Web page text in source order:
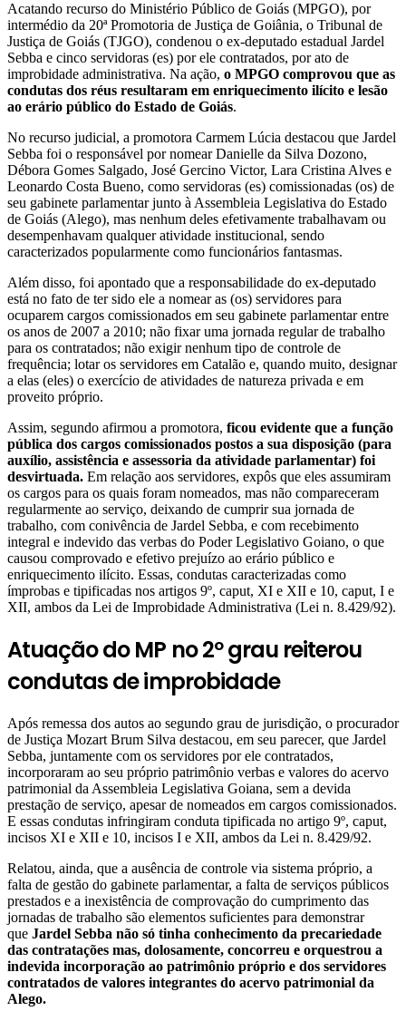
Acatando recurso do Ministério Público de Goiás (MPGO), por
intermédio da 20ª Promotoria de Justiça de Goiânia, o Tribunal de
Justiça de Goiás (TJGO), condenou o ex-deputado estadual Jardel
Sebba e cinco servidoras (es) por ele contratados, por ato de
improbidade administrativa. Na ação, o MPGO comprovou que as
condutas dos réus resultaram em enriquecimento ilícito e lesão
ao erário público do Estado de Goiás.
No recurso judicial, a promotora Carmem Lúcia destacou que Jardel
Sebba foi o responsável por nomear Danielle da Silva Dozono,
Débora Gomes Salgado, José Gercino Victor, Lara Cristina Alves e
Leonardo Costa Bueno, como servidoras (es) comissionadas (os) de
seu gabinete parlamentar junto à Assembleia Legislativa do Estado
de Goiás (Alego), mas nenhum deles efetivamente trabalhavam ou
desempenhavam qualquer atividade institucional, sendo
caracterizados popularmente como funcionários fantasmas.
Além disso, foi apontado que a responsabilidade do ex-deputado
está no fato de ter sido ele a nomear as (os) servidores para
ocuparem cargos comissionados em seu gabinete parlamentar entre
os anos de 2007 a 2010; não fixar uma jornada regular de trabalho
para os contratados; não exigir nenhum tipo de controle de
frequência; lotar os servidores em Catalão e, quando muito, designar
a elas (eles) o exercício de atividades de natureza privada e em
proveito próprio.
Assim, segundo afirmou a promotora, ficou evidente que a função
pública dos cargos comissionados postos a sua disposição (para
auxílio, assistência e assessoria da atividade parlamentar) foi
desvirtuada. Em relação aos servidores, expôs que eles assumiram
os cargos para os quais foram nomeados, mas não compareceram
regularmente ao serviço, deixando de cumprir sua jornada de
trabalho, com conivência de Jardel Sebba, e com recebimento
integral e indevido das verbas do Poder Legislativo Goiano, o que
causou comprovado e efetivo prejuízo ao erário público e
enriquecimento ilícito. Essas, condutas caracterizadas como
ímprobas e tipificadas nos artigos 9º, caput, XI e XII e 10, caput, I e
XII, ambos da Lei de Improbidade Administrativa (Lei n. 8.429/92).
Atuação do MP no 2º grau reiterou
condutas de improbidade
Após remessa dos autos ao segundo grau de jurisdição, o procurador
de Justiça Mozart Brum Silva destacou, em seu parecer, que Jardel
Sebba, juntamente com os servidores por ele contratados,
incorporaram ao seu próprio patrimônio verbas e valores do acervo
patrimonial da Assembleia Legislativa Goiana, sem a devida
prestação de serviço, apesar de nomeados em cargos comissionados.
E essas condutas infringiram conduta tipificada no artigo 9º, caput,
incisos XI e XII e 10, incisos I e XII, ambos da Lei n. 8.429/92.
Relatou, ainda, que a ausência de controle via sistema próprio, a
falta de gestão do gabinete parlamentar, a falta de serviços públicos
prestados e a inexistência de comprovação do cumprimento das
jornadas de trabalho são elementos suficientes para demonstrar
que Jardel Sebba não só tinha conhecimento da precariedade
das contratações mas, dolosamente, concorreu e orquestrou a
indevida incorporação ao patrimônio próprio e dos servidores
contratados de valores integrantes do acervo patrimonial da
Alego.